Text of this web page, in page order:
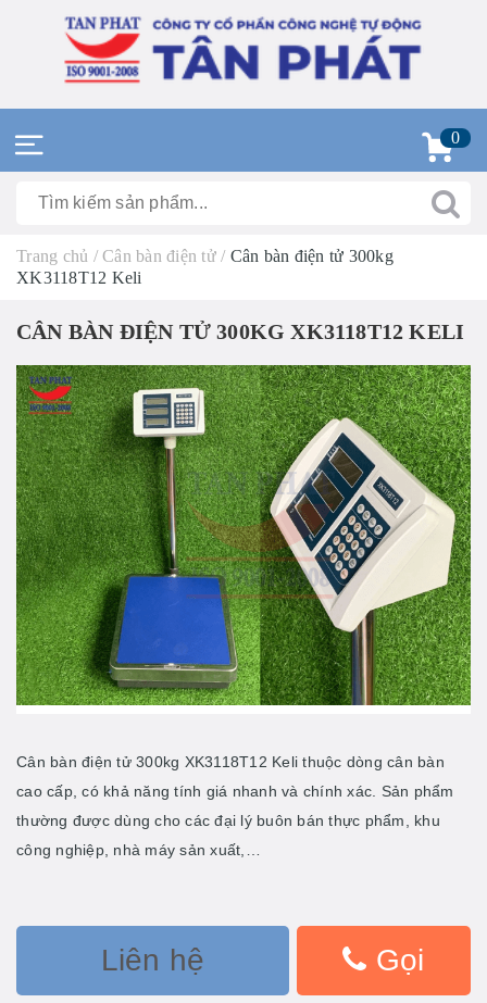
0
Trang chủ / Cân bàn điện tử / Cân bàn điện tử 300kg
XK3118T12 Keli
CÂN BÀN ĐIỆN TỬ 300KG XK3118T12 KELI
Cân bàn điện tử 300kg XK3118T12 Keli thuộc dòng cân bàn
cao cấp, có khả năng tính giá nhanh và chính xác. Sản phẩm
thường được dùng cho các đại lý buôn bán thực phẩm, khu
công nghiệp, nhà máy sản xuất,…
Liên hệ Gọi